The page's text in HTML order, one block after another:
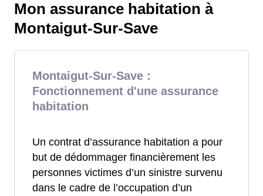
Mon assurance habitation à
Montaigut-Sur-Save
Montaigut-Sur-Save :
Fonctionnement d'une assurance
habitation
Un contrat d’assurance habitation a pour
but de dédommager financièrement les
personnes victimes d’un sinistre survenu
dans le cadre de l’occupation d’un